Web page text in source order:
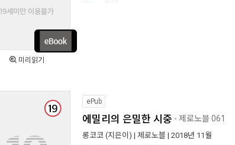
미리읽기
ePub
에밀리의 은밀한 시중 - 제로노블 061
롱코코 (지은이) | 제로노블 | 2018년 11월